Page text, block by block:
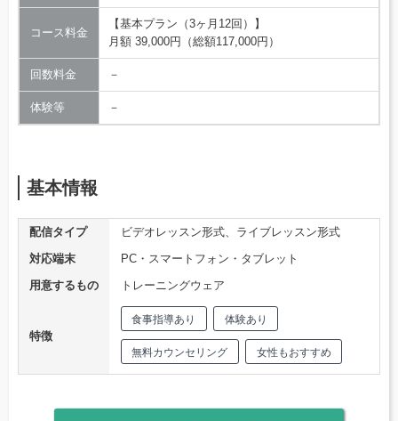
コース料金
【基本プラン（3ヶ月12回）】
月額 39,000円（総額117,000円）
回数料金 －
体験等 －
基本情報
配信タイプ
ビデオレッスン形式、ライブレッスン形式
対応端末
PC・スマートフォン・タブレット
用意するもの
トレーニングウェア
特徴
食事指導あり 体験あり
無料カウンセリング 女性もおすすめ